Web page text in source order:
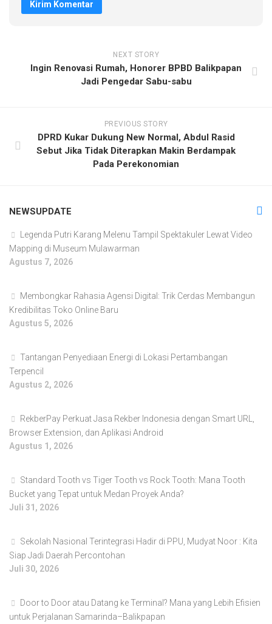
NEXT STORY
Ingin Renovasi Rumah, Honorer BPBD Balikpapan
Jadi Pengedar Sabu-sabu
PREVIOUS STORY
DPRD Kukar Dukung New Normal, Abdul Rasid
Sebut Jika Tidak Diterapkan Makin Berdampak
Pada Perekonomian
NEWSUPDATE
Legenda Putri Karang Melenu Tampil Spektakuler Lewat Video
Mapping di Museum Mulawarman
Agustus 7, 2026
Membongkar Rahasia Agensi Digital: Trik Cerdas Membangun
Kredibilitas Toko Online Baru
Agustus 5, 2026
Tantangan Penyediaan Energi di Lokasi Pertambangan
Terpencil
Agustus 2, 2026
RekberPay Perkuat Jasa Rekber Indonesia dengan Smart URL,
Browser Extension, dan Aplikasi Android
Agustus 1, 2026
Standard Tooth vs Tiger Tooth vs Rock Tooth: Mana Tooth
Bucket yang Tepat untuk Medan Proyek Anda?
Juli 31, 2026
Sekolah Nasional Terintegrasi Hadir di PPU, Mudyat Noor : Kita
Siap Jadi Daerah Percontohan
Juli 30, 2026
Door to Door atau Datang ke Terminal? Mana yang Lebih Efisien
untuk Perjalanan Samarinda–Balikpapan